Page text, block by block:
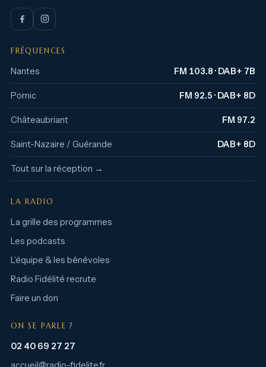
FRÉQUENCES
Nantes FM 103.8 · DAB+ 7B
Pornic FM 92.5 · DAB+ 8D
Châteaubriant FM 97.2
Saint-Nazaire / Guérande DAB+ 8D
Tout sur la réception →
LA RADIO
La grille des programmes
Les podcasts
L’équipe & les bénévoles
Radio Fidélité recrute
Faire un don
ON SE PARLE ?
02 40 69 27 27